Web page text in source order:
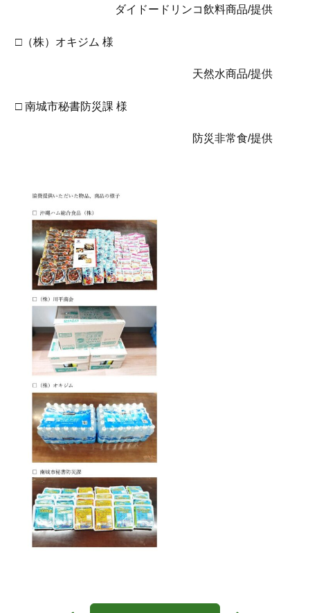
ダイドードリンコ飲料商品/提供
□（株）オキジム 様
天然水商品/提供
□ 南城市秘書防災課 様
防災非常食/提供